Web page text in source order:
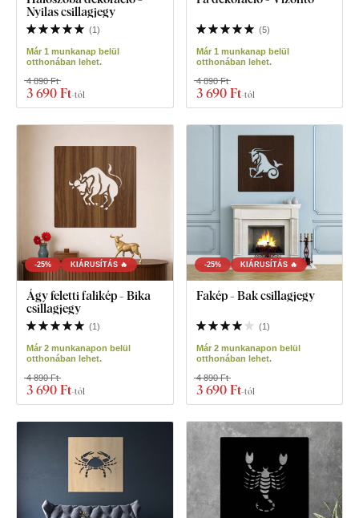
Nyilas csillagjegy
(1)
Már 1 munkanap belül
otthonában lehet.
3 690 Ft-tól
4 890 Ft
(5)
Már 1 munkanap belül
otthonában lehet.
3 690 Ft-tól
4 890 Ft
-25% KIÁRUSÍTÁS 🔥
Ágy feletti falikép - Bika
csillagjegy
(1 )
Már 2 munkanapon belül
otthonában lehet.
3 690 Ft-tól
4 890 Ft
-25% KIÁRUSÍTÁS 🔥
Fakép - Bak csillagjegy
(1 )
Már 2 munkanapon belül
otthonában lehet.
3 690 Ft-tól
4 890 Ft